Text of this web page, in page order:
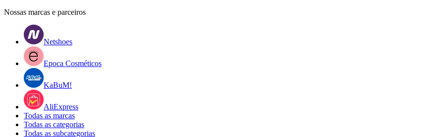
Nossas marcas e parceiros
Netshoes
Epoca Cosméticos
KaBuM!
AliExpress
Todas as marcas
Todas as categorias
Todas as subcategorias